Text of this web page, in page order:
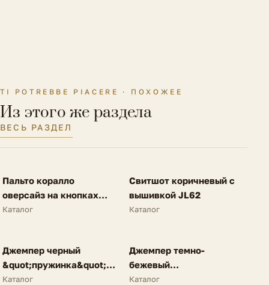
Полнота обуви
TI POTREBBE PIACERE · ПОХОЖЕЕ
Из этого же раздела
ВЕСЬ РАЗДЕЛ
SALE
FV
Пальто коралло
оверсайз на кнопках
A62
Каталог
NEW
FV
Свитшот коричневый с
вышивкой JL62
Каталог
NEW
FV
Джемпер черный
&quot;пружинка&quot;
N25
Каталог
NEW
FV
Джемпер темно-
бежевый
&quot;пружинка&quot;
Каталог